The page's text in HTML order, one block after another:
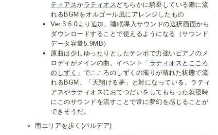
ティアスかラティオス どちらかに騎乗している際に流
れるBGMをオルゴール風にアレンジしたもの
Ver.3.6.0より追加。睡眠導入サウンドの選択画面から
ダウンロードすることで使えるようになる（サウンド
データ容量5.9MB）
原曲は少しゆったりとしたテンポで力強いピアノのメ
ロディがメインの曲。イベント「 ラティオスとこころ
のしずく 」でこころのしずくの濁りが晴れた状態で流
れるBGM、「天翔ける夢」と対になっている。ラティ
アスやラティオスにおてつだいをしてもらった就寝時
にこのサウンドを流すことで常に夢幻を感じることが
できそうだ。
南エリアを歩く(パルデア)